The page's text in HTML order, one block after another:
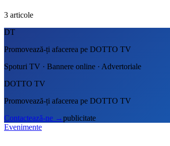
3 articole
DT
Promovează-ți afacerea pe DOTTO TV
Spoturi TV · Bannere online · Advertoriale
DOTTO TV
Promovează-ți afacerea pe DOTTO TV
Contactează-ne →publicitate
Evenimente